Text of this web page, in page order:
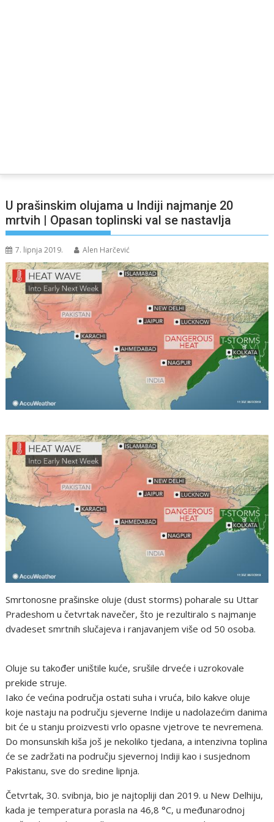
U prašinskim olujama u Indiji najmanje 20
mrtvih | Opasan toplinski val se nastavlja
7. lipnja 2019. Alen Harčević
Smrtonosne prašinske oluje (dust storms) poharale su Uttar
Pradeshom u četvrtak navečer, što je rezultiralo s najmanje
dvadeset smrtnih slučajeva i ranjavanjem više od 50 osoba.
Oluje su također uništile kuće, srušile drveće i uzrokovale
prekide struje.
Iako će većina područja ostati suha i vruća, bilo kakve oluje
koje nastaju na području sjeverne Indije u nadolazećim danima
bit će u stanju proizvesti vrlo opasne vjetrove te nevremena.
Do monsunskih kiša još je nekoliko tjedana, a intenzivna toplina
će se zadržati na području sjevernoj Indiji kao i susjednom
Pakistanu, sve do sredine lipnja.
Četvrtak, 30. svibnja, bio je najtopliji dan 2019. u New Delhiju,
kada je temperatura porasla na 46,8 °C, u međunarodnoj